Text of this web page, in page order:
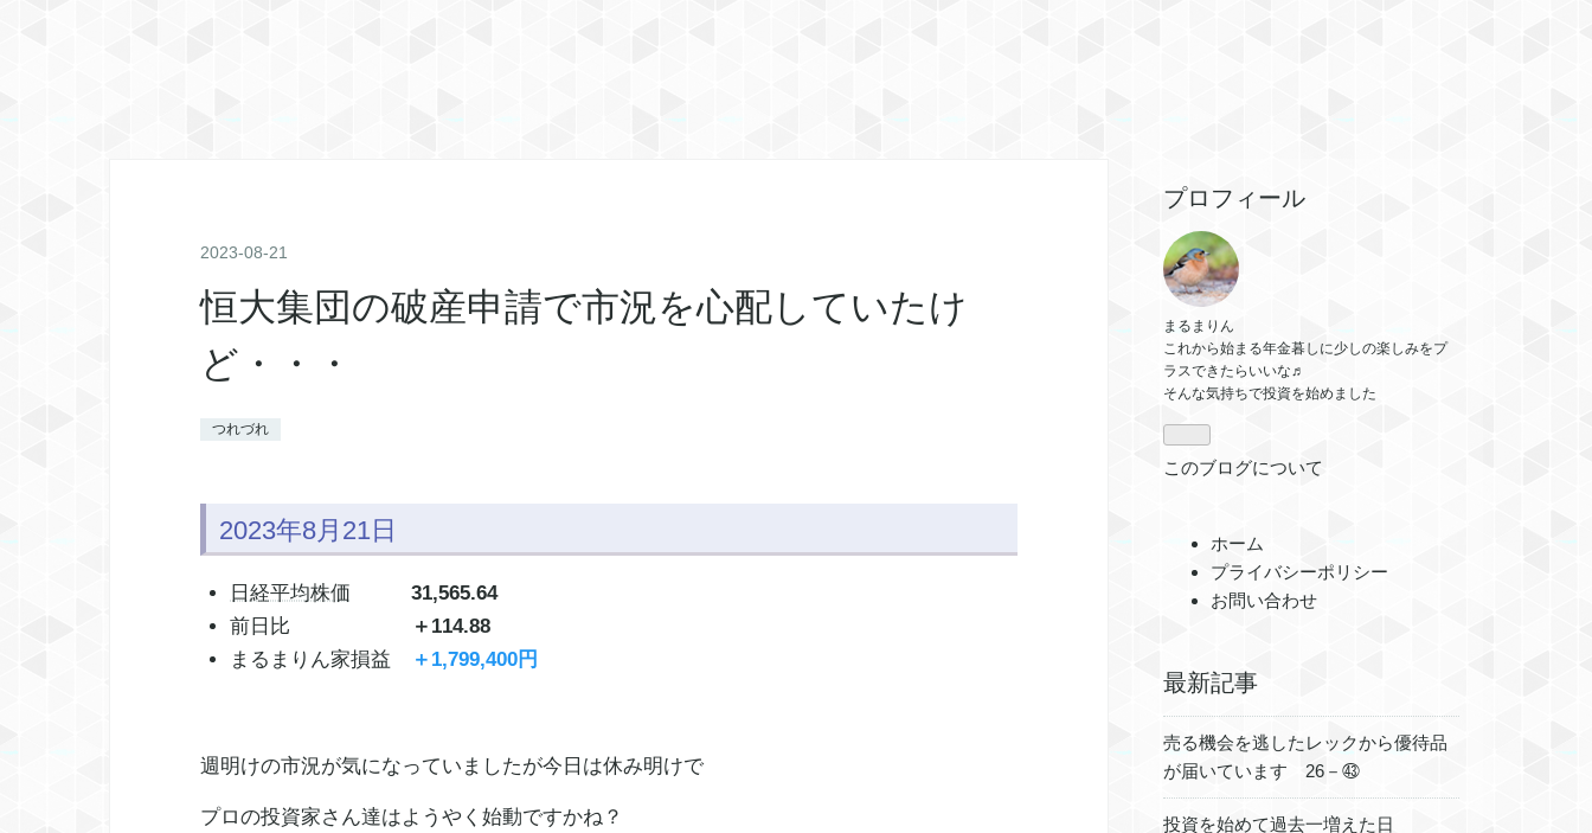
2023-08-21
恒大集団の破産申請で市況を心配していたけ
ど・・・
つれづれ
2023年8月21日
日経平均株価
31,565.64
前日比
＋114.88
まるまりん家損益
＋1,799,400円
週明けの市況が気になっていましたが今日は休み明けで
プロの投資家さん達はようやく始動ですかね？
プロフィール
まるまりん
これから始まる年金暮しに少しの楽しみをプ
ラスできたらいいな♬
そんな気持ちで投資を始めました
このブログについて
ホーム
プライバシーポリシー
お問い合わせ
最新記事
売る機会を逃したレックから優待品
が届いています 26－㊸
投資を始めて過去一増えた日